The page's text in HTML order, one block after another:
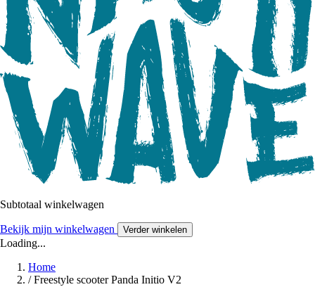
Subtotaal winkelwagen
Bekijk mijn winkelwagen Verder winkelen
Loading...
Home
/ Freestyle scooter Panda Initio V2